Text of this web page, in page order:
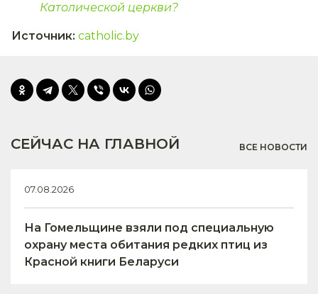
Католической церкви?
Источник: catholic.by
СЕЙЧАС НА ГЛАВНОЙ ВСЕ НОВОСТИ
07.08.2026
На Гомельщине взяли под специальную
охрану места обитания редких птиц из
Красной книги Беларуси